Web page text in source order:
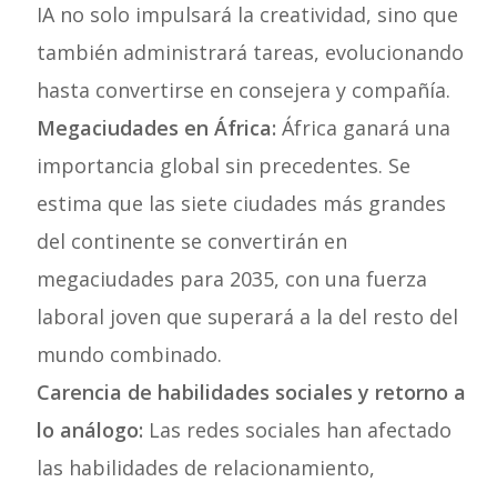
IA no solo impulsará la creatividad, sino que
también administrará tareas, evolucionando
hasta convertirse en consejera y compañía.
Megaciudades en África: África ganará una
importancia global sin precedentes. Se
estima que las siete ciudades más grandes
del continente se convertirán en
megaciudades para 2035, con una fuerza
laboral joven que superará a la del resto del
mundo combinado.
Carencia de habilidades sociales y retorno a
lo análogo: Las redes sociales han afectado
las habilidades de relacionamiento,